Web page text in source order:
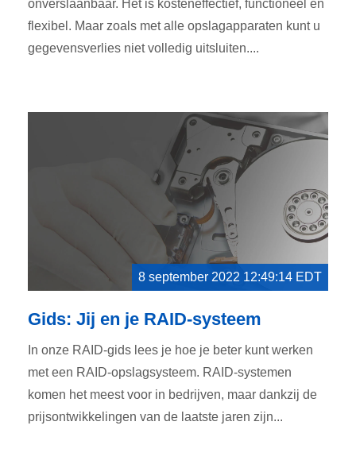
onverslaanbaar. Het is kosteneffectief, functioneel en
flexibel. Maar zoals met alle opslagapparaten kunt u
gegevensverlies niet volledig uitsluiten....
8 september 2022 12:49:14 EDT
Gids: Jij en je RAID-systeem
In onze RAID-gids lees je hoe je beter kunt werken
met een RAID-opslagsysteem. RAID-systemen
komen het meest voor in bedrijven, maar dankzij de
prijsontwikkelingen van de laatste jaren zijn...